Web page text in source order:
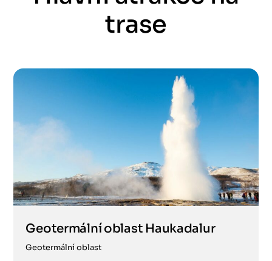
trase
Geotermální oblast Haukadalur
Geotermální oblast